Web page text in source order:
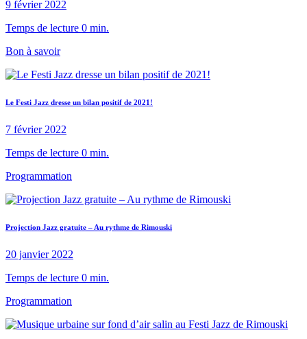
9 février 2022
Temps de lecture 0 min.
Bon à savoir
Le Festi Jazz dresse un bilan positif de 2021!
7 février 2022
Temps de lecture 0 min.
Programmation
Projection Jazz gratuite – Au rythme de Rimouski
20 janvier 2022
Temps de lecture 0 min.
Programmation